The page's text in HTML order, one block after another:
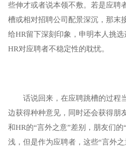
些伸才或者说本领不敷。若是应聘
槽或相对招聘公司配景深沉，那末
给HR留下深刻印象，申明本人挑
HR对应聘者不稳定性的耽忧。
话说回来，在应聘跳槽的过程
边获得种种意见，同时还会获得朋
和HR的“言外之意”差别，朋友们的
浅，但是作为应聘者，这些“言外